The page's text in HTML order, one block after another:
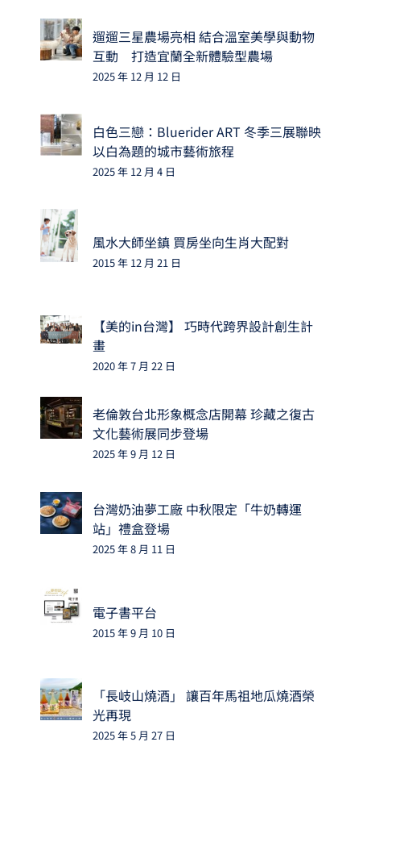
遛遛三星農場亮相 結合溫室美學與動物
互動 打造宜蘭全新體驗型農場
2025 年 12 月 12 日
白色三戀：Bluerider ART 冬季三展聯映
以白為題的城市藝術旅程
2025 年 12 月 4 日
風水大師坐鎮 買房坐向生肖大配對
2015 年 12 月 21 日
【美的in台灣】 巧時代跨界設計創生計
畫
2020 年 7 月 22 日
老倫敦台北形象概念店開幕 珍藏之復古
文化藝術展同步登場
2025 年 9 月 12 日
台灣奶油夢工廠 中秋限定「牛奶轉運
站」禮盒登場
2025 年 8 月 11 日
電子書平台
2015 年 9 月 10 日
「長岐山燒酒」 讓百年馬祖地瓜燒酒榮
光再現
2025 年 5 月 27 日